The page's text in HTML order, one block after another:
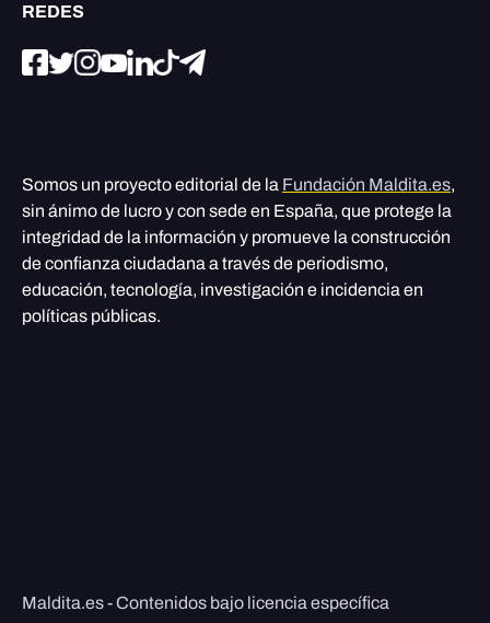
REDES
Somos un proyecto editorial de la Fundación Maldita.es,
sin ánimo de lucro y con sede en España, que protege la
integridad de la información y promueve la construcción
de confianza ciudadana a través de periodismo,
educación, tecnología, investigación e incidencia en
políticas públicas.
Maldita.es - Contenidos bajo licencia específica